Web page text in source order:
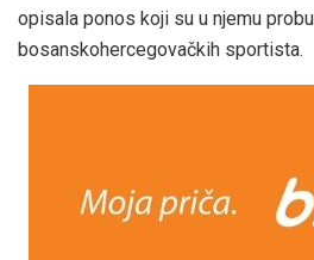
opisala ponos koji su u njemu
bosanskohercegovačkih sportista.